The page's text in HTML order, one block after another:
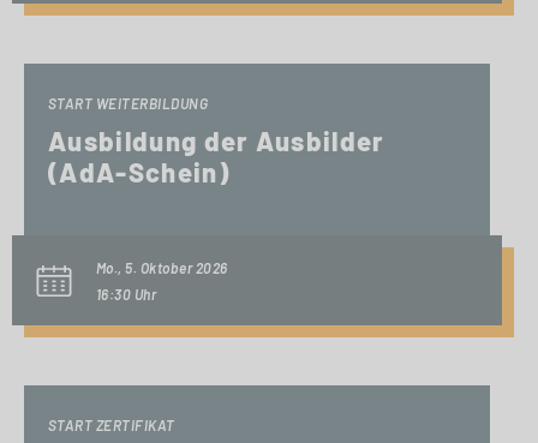
START WEITERBILDUNG
Ausbildung der Ausbilder
(AdA-Schein)
Mo., 5. Oktober 2026
16:30 Uhr
START ZERTIFIKAT